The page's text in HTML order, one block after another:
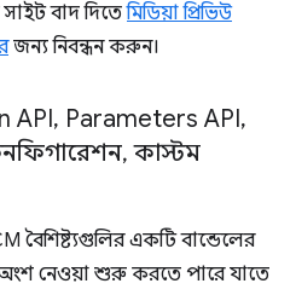
বাদ দিতেমিডিয়া প্রিভিউ
জন্য নিবন্ধন করুন।
API, Parameters API,
, কাস্টম
বৈশিষ্ট্যগুলির একটি বান্ডেলের
নেওয়া শুরু করতে পারে যাতে